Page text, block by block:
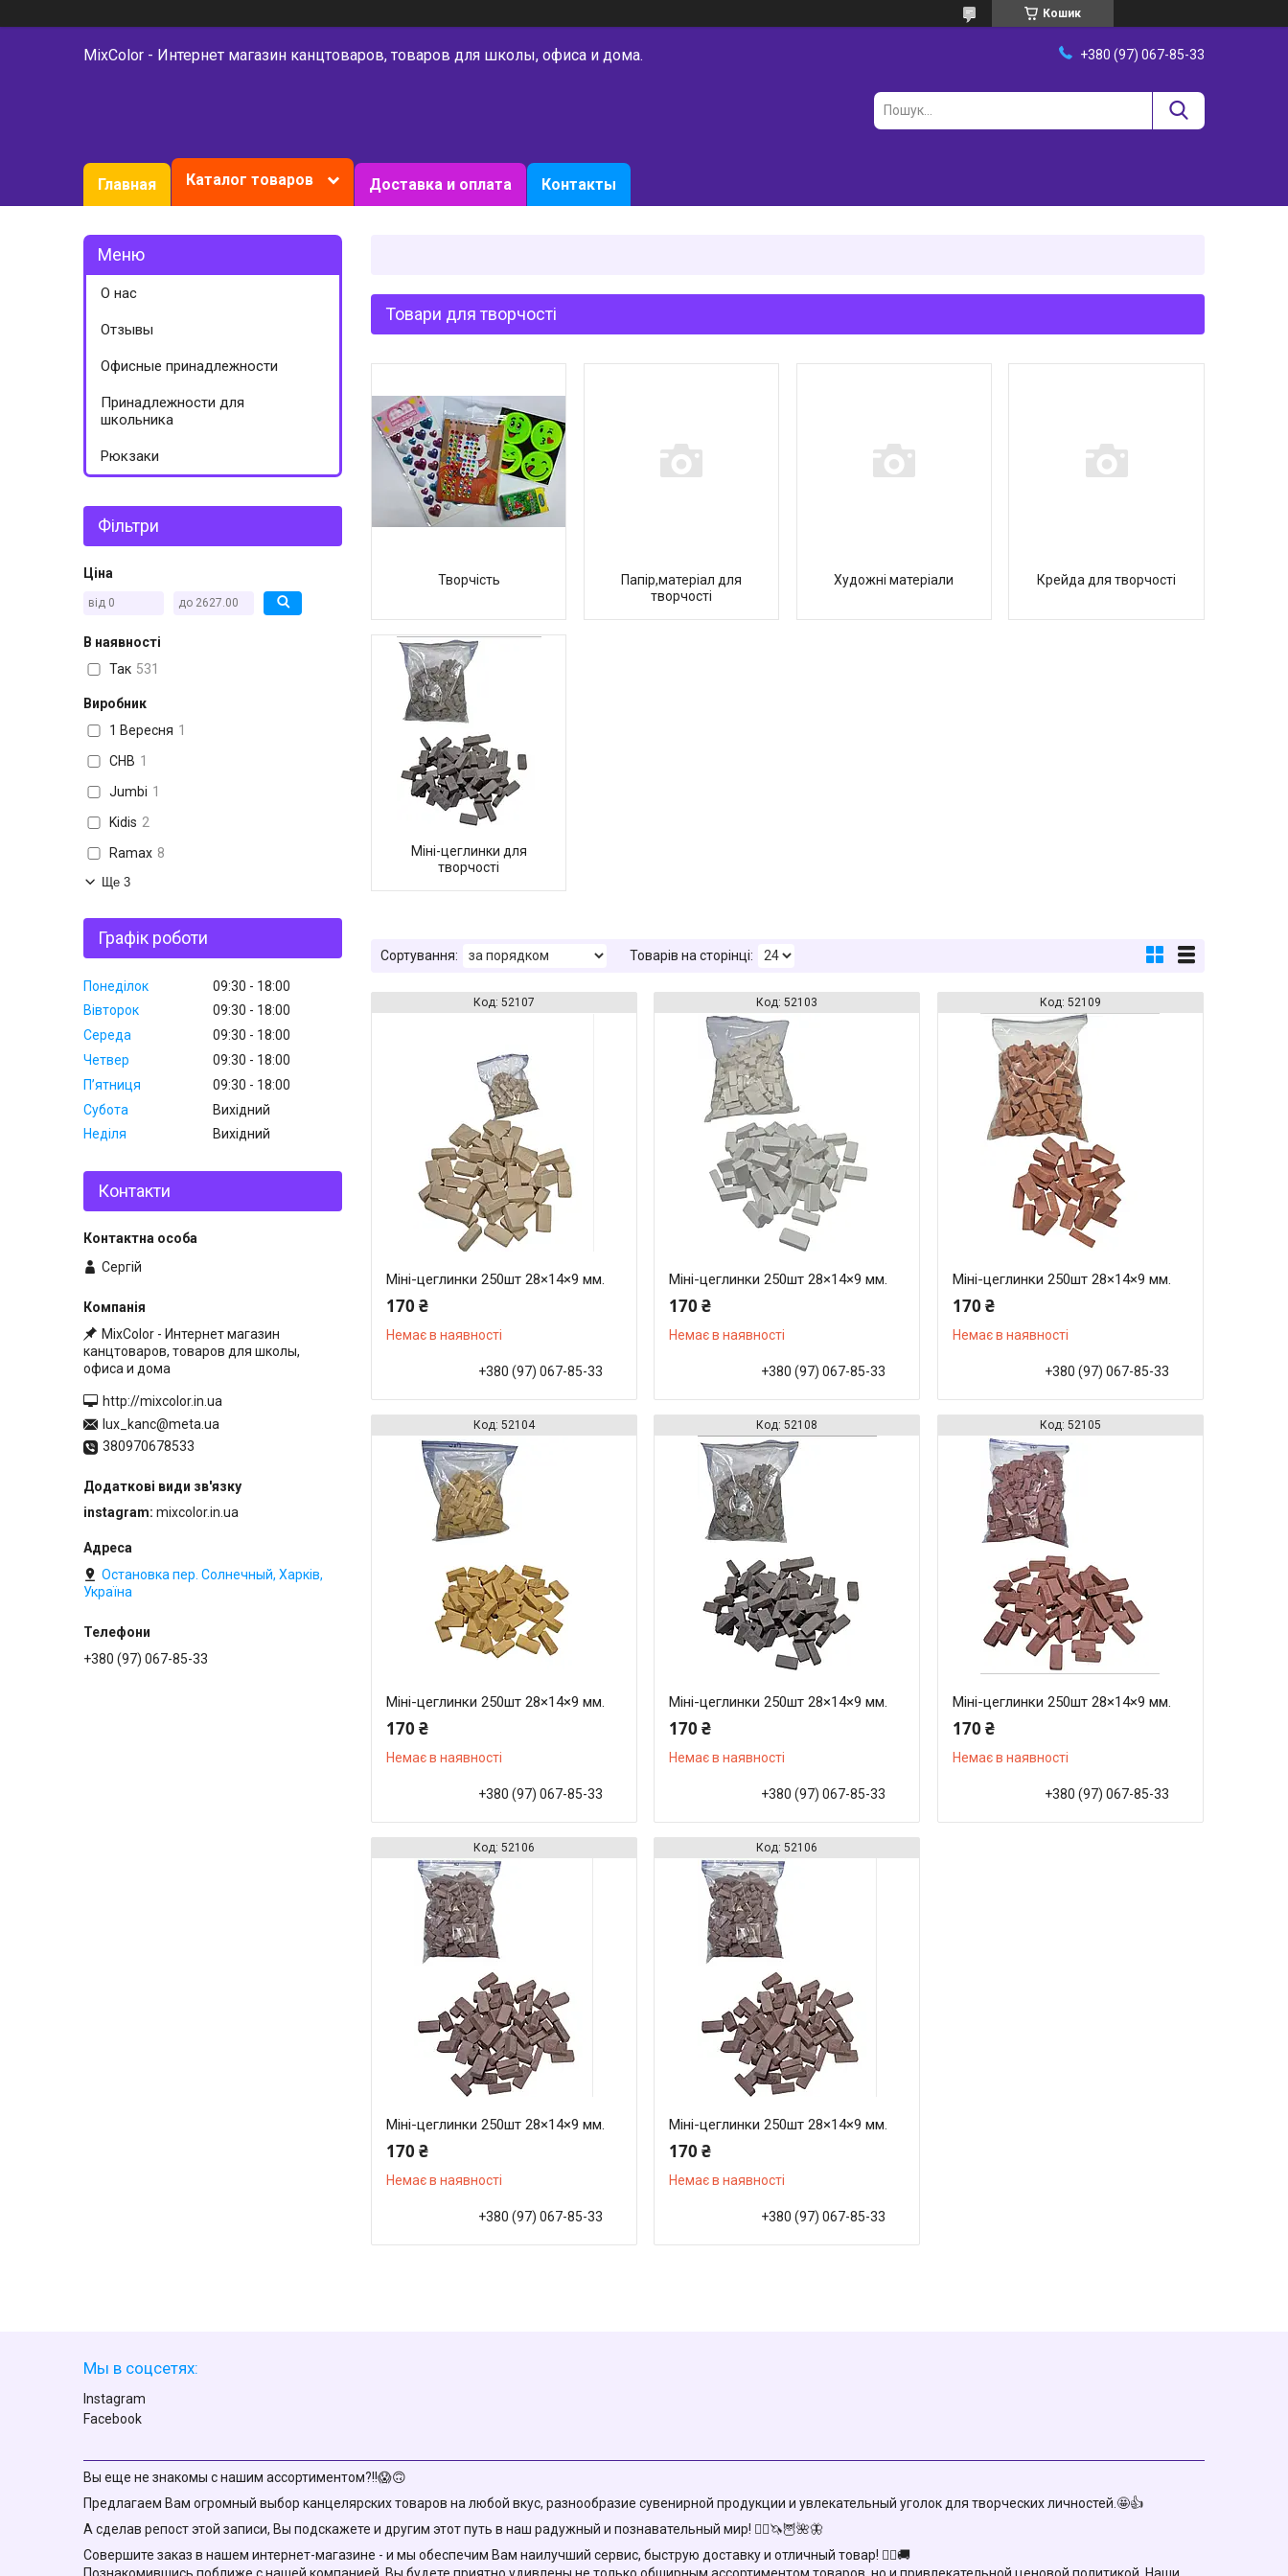
Кошик
MixColor - Интернет магазин канцтоваров, товаров для школы, офиса и дома. +380 (97) 067-85-33
Главная Каталог товаров Доставка и оплата Контакты
Товари для творчості
Творчість
Папір,матеріал для
творчості
Художні матеріали Крейда для творчості
Міні-цеглинки для
творчості
52107
Міні-цеглинки 250шт 28×14×9 мм.
170 ₴
Немає в наявності
+380 (97) 067-85-33
52103
Міні-цеглинки 250шт 28×14×9 мм.
170 ₴
Немає в наявності
+380 (97) 067-85-33
52109
Міні-цеглинки 250шт 28×14×9 мм.
170 ₴
Немає в наявності
+380 (97) 067-85-33
52104
Міні-цеглинки 250шт 28×14×9 мм.
170 ₴
Немає в наявності
+380 (97) 067-85-33
52108
Міні-цеглинки 250шт 28×14×9 мм.
170 ₴
Немає в наявності
+380 (97) 067-85-33
52105
Міні-цеглинки 250шт 28×14×9 мм.
170 ₴
Немає в наявності
+380 (97) 067-85-33
52106
Міні-цеглинки 250шт 28×14×9 мм.
170 ₴
Немає в наявності
+380 (97) 067-85-33
52106
Міні-цеглинки 250шт 28×14×9 мм.
170 ₴
Немає в наявності
+380 (97) 067-85-33
О нас
Отзывы
Офисные принадлежности
Принадлежности для
школьника
Рюкзаки
Фільтри
Ціна
В наявності
Так 531
Виробник
1 Вересня 1
CHB 1
Jumbi 1
Kidis 2
Ramax 8
Ще 3
Графік роботи
Понеділок 09:30
18:00
Вівторок
09:30
18:00
Середа
09:30
18:00
Четвер
09:30
18:00
Пʼятниця
09:30
18:00
Субота
Вихідний
Неділя
Вихідний
Контакти
Сергій
MixColor - Интернет магазин
канцтоваров, товаров для школы,
офиса и дома
http://mixcolor.in.ua
lux_kanc@meta.ua
380970678533
instagram mixcolor.in.ua
Остановка пер. Солнечный, Харків,
Україна
+380 (97) 067-85-33
Мы в соцсетях:
Instagram
Facebook
Вы еще не знакомы с нашим ассортиментом?!!😱🙃
Предлагаем Вам огромный выбор канцелярских товаров на любой вкус, разнообразие сувенирной продукции и увлекательный уголок для творческих личностей.🤩👍
А сделав репост этой записи, Вы подскажете и другим этот путь в наш радужный и познавательный мир! 🧚‍♀️🦄🦉🌺🦋
Совершите заказ в нашем интернет-магазине - и мы обеспечим Вам наилучший сервис, быструю доставку и отличный товар! 🏃‍♀️🚚
Познакомившись поближе с нашей компанией, Вы будете приятно удивлены не только обширным ассортиментом товаров, но и привлекательной ценовой политикой. Наши